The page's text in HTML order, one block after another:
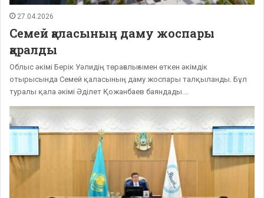
27.04.2026
Семей қаласының даму жоспары
қаралды
Облыс әкімі Берік Уәлидің төрағалығымен өткен әкімдік
отырысында Семей қаласының даму жоспары талқыланды. Бұл
туралы қала әкімі Әділет Қожанбаев баяндады.…